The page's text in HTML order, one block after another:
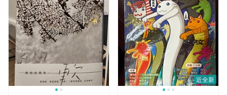
近全新